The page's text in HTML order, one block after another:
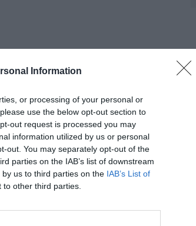
Information
or processing of your personal or
use the below opt-out section to
out request is processed you may
information utilized by us or personal
out. You may separately opt-out of the
parties on the IAB’s list of downstream
us to third parties on the IAB’s List of
other third parties.
(08.00π.μ.).